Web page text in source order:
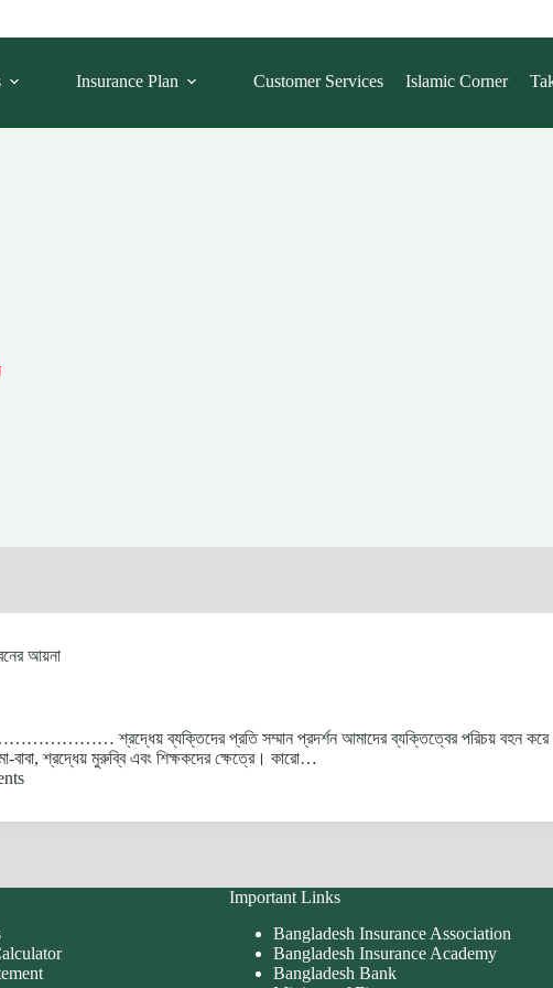
Insurance Plan Customer Services Islamic Corner
আয়না
শ্রদ্ধেয় ব্যক্তিদের প্রতি সম্মান প্রদর্শন আমাদের ব্যক্তিত্বের পরিচয় বহন করে।
বাবা, শ্রদ্ধেয় মুরুব্বি এবং শিক্ষকদের ক্ষেত্রে। কারো…
Important Links
Bangladesh Insurance Association
Bangladesh Insurance Academy
Bangladesh Bank